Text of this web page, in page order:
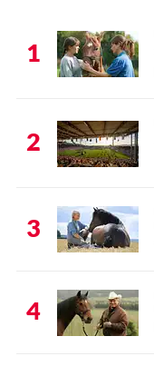
1
2
3
4